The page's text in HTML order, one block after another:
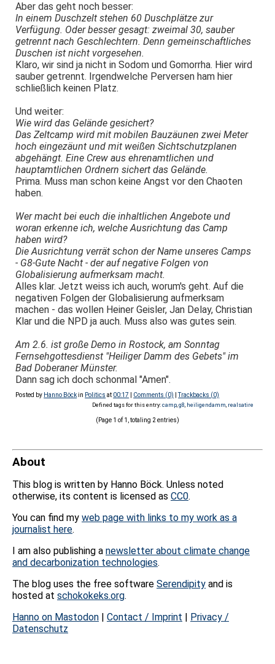
Aber das geht noch besser:
In einem Duschzelt stehen 60 Duschplätze zur
Verfügung. Oder besser gesagt: zweimal 30, sauber
getrennt nach Geschlechtern. Denn gemeinschaftliches
Duschen ist nicht vorgesehen.
Klaro, wir sind ja nicht in Sodom und Gomorrha. Hier wird
sauber getrennt. Irgendwelche Perversen ham hier
schließlich keinen Platz.
Und weiter:
Wie wird das Gelände gesichert?
Das Zeltcamp wird mit mobilen Bauzäunen zwei Meter
hoch eingezäunt und mit weißen Sichtschutzplanen
abgehängt. Eine Crew aus ehrenamtlichen und
hauptamtlichen Ordnern sichert das Gelände.
Prima. Muss man schon keine Angst vor den Chaoten
haben.
Wer macht bei euch die inhaltlichen Angebote und
woran erkenne ich, welche Ausrichtung das Camp
haben wird?
Die Ausrichtung verrät schon der Name unseres Camps
- G8-Gute Nacht - der auf negative Folgen von
Globalisierung aufmerksam macht.
Alles klar. Jetzt weiss ich auch, worum's geht. Auf die
negativen Folgen der Globalisierung aufmerksam
machen - das wollen Heiner Geisler, Jan Delay, Christian
Klar und die NPD ja auch. Muss also was gutes sein.
Am 2.6. ist große Demo in Rostock, am Sonntag
Fernsehgottesdienst "Heiliger Damm des Gebets" im
Bad Doberaner Münster.
Dann sag ich doch schonmal "Amen".
Posted by Hanno Böckin Politics at 00:17 Comments (0) |Trackbacks (0)
Defined tags for this entry:camp, g8 heiligendamm realsatire
(Page 1 of 1, totaling 2 entries)
About
This blog is written by Hanno Böck. Unless noted
otherwise, its content is licensed as CC0.
You can find my web page with links to my work as a
journalist here.
I am also publishing a newsletter about climate change
and decarbonization technologies.
The blog uses the free software Serendipity and is
hosted at schokokeks.org.
Hanno on Mastodon | Contact / Imprint | Privacy /
Datenschutz